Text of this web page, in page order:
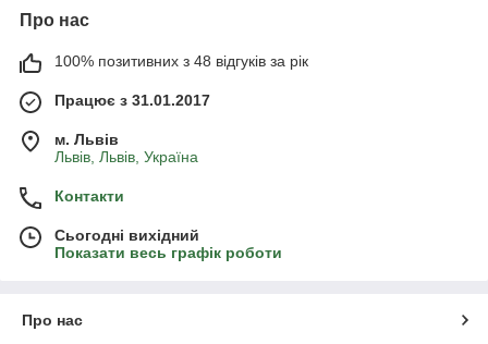
Про нас
100% позитивних з 48 відгуків за рік
Працює з 31.01.2017
м. Львів
Львів, Львів, Україна
Контакти
Сьогодні вихідний
Показати весь графік роботи
Про нас